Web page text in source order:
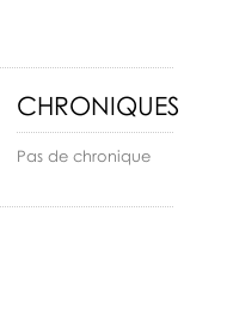
CHRONIQUES
Pas de chronique